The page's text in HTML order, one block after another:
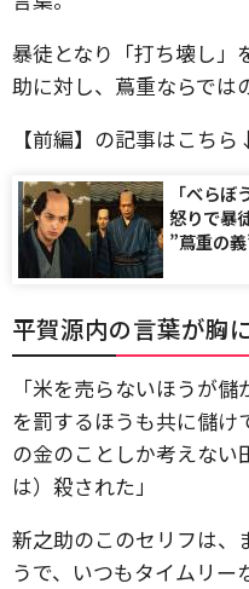
暴徒となり「打ち壊し」
助に対し、蔦重ならでは
【前編】の記事はこちら
「べらぼ
怒りで暴
”蔦重の
平賀源内の言葉が胸
「米を売らないほうが
を罰するほうも共に儲け
の金のことしか考えない
は）殺された」
新之助のこのセリフは、
うで、いつもタイムリー